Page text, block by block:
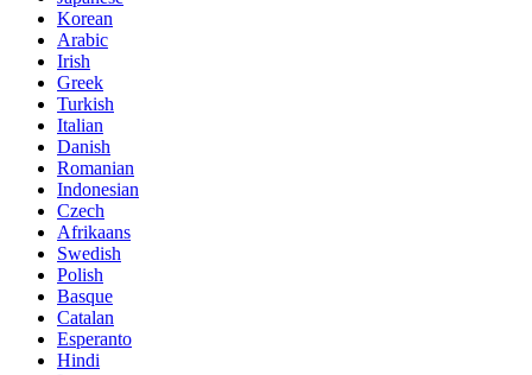
Korean
Arabic
Irish
Greek
Turkish
Italian
Danish
Romanian
Indonesian
Czech
Afrikaans
Swedish
Polish
Basque
Catalan
Esperanto
Hindi